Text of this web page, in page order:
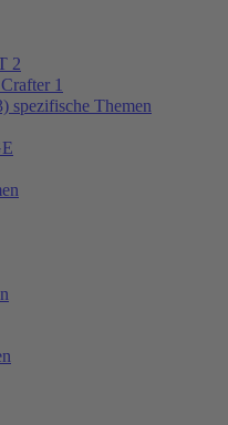
2
1
Themen